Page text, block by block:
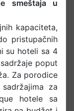
smeštaja u
kapaciteta,
pristupačnih
su hoteli sa 4
poput
Za porodice
za
hotele sa